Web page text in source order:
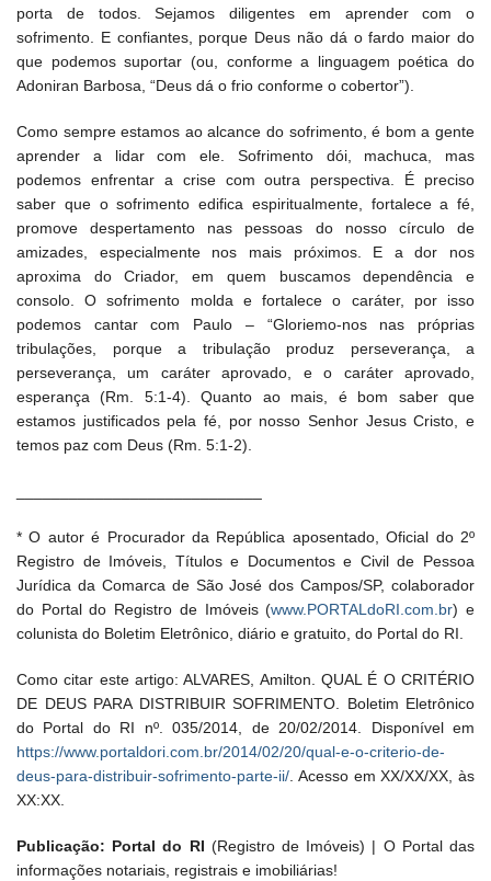
porta de todos. Sejamos diligentes em aprender com o
sofrimento. E confiantes, porque Deus não dá o fardo maior do
que podemos suportar (ou, conforme a linguagem poética do
Adoniran Barbosa, “Deus dá o frio conforme o cobertor”).
Como sempre estamos ao alcance do sofrimento, é bom a gente
aprender a lidar com ele. Sofrimento dói, machuca, mas
podemos enfrentar a crise com outra perspectiva. É preciso
saber que o sofrimento edifica espiritualmente, fortalece a fé,
promove despertamento nas pessoas do nosso círculo de
amizades, especialmente nos mais próximos. E a dor nos
aproxima do Criador, em quem buscamos dependência e
consolo. O sofrimento molda e fortalece o caráter, por isso
podemos cantar com Paulo – “Gloriemo-nos nas próprias
tribulações, porque a tribulação produz perseverança, a
perseverança, um caráter aprovado, e o caráter aprovado,
esperança (Rm. 5:1-4). Quanto ao mais, é bom saber que
estamos justificados pela fé, por nosso Senhor Jesus Cristo, e
temos paz com Deus (Rm. 5:1-2).
* O autor é Procurador da República aposentado, Oficial do 2º
Registro de Imóveis, Títulos e Documentos e Civil de Pessoa
Jurídica da Comarca de São José dos Campos/SP, colaborador
do Portal do Registro de Imóveis (www.PORTALdoRI.com.br) e
colunista do Boletim Eletrônico, diário e gratuito, do Portal do RI.
Como citar este artigo: ALVARES, Amilton. QUAL É O CRITÉRIO
DE DEUS PARA DISTRIBUIR SOFRIMENTO. Boletim Eletrônico
do Portal do RI nº. 035/2014, de 20/02/2014. Disponível em
https://www.portaldori.com.br/2014/02/20/qual-e-o-criterio-de-
deus-para-distribuir-sofrimento-parte-ii/. Acesso em XX/XX/XX, às
XX:XX.
Publicação: Portal do RI (Registro de Imóveis) | O Portal das
informações notariais, registrais e imobiliárias!